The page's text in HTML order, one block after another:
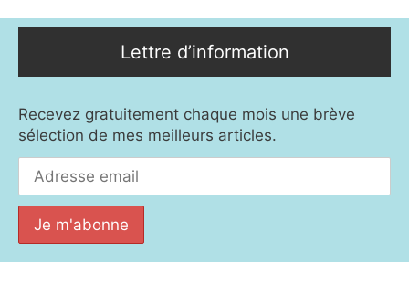
Lettre d’information
Recevez gratuitement chaque mois une brève
sélection de mes meilleurs articles.